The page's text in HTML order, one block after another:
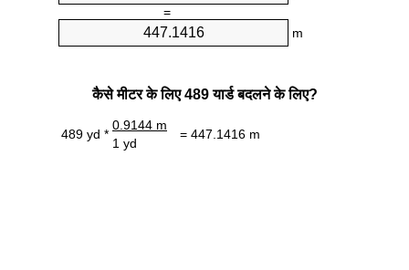
=
m
कैसे मीटर के लिए 489 यार्ड बदलने के लिए?
489 yd *
0.9144 m
= 447.1416 m
1 yd